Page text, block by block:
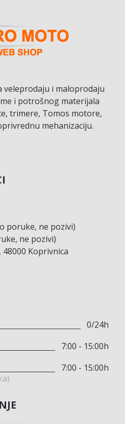
veleprodaju i maloprodaju
i potrošnog materijala
trimere, Tomos motore,
mehanizaciju.
poruke, ne pozivi)
ne pozivi)
Koprivnica
0/24h
7:00 - 15:00h
7:00 - 15:00h